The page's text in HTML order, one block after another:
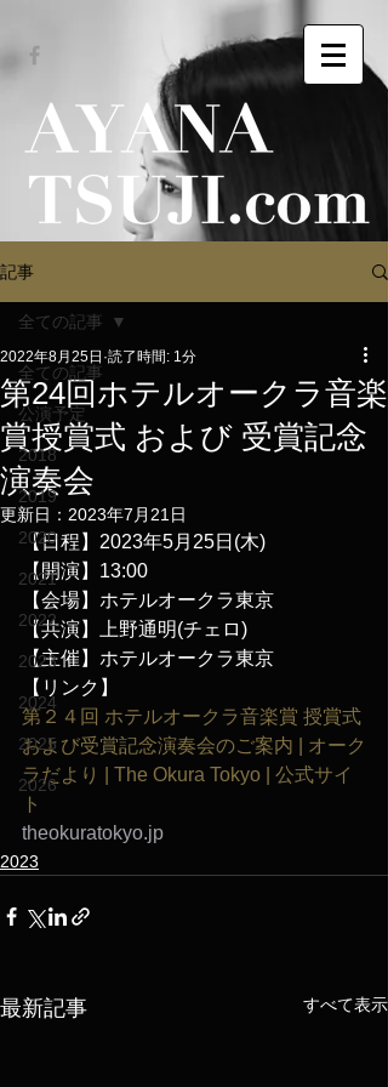
記事
全ての記事
公演予定
2018
2019
2020
2021
2022
2023
2024
2025
2026
全ての記事
第24回ホテルオークラ音楽
賞授賞式 および 受賞記念
演奏会
2022年8月25日 読了時間: 1分
更新日： 2023年7月21日
【日程】2023年5月25日(木)
【開演】13:00
【会場】ホテルオークラ東京
【共演】上野通明(チェロ)
【主催】ホテルオークラ東京
【リンク】
第２４回 ホテルオークラ音楽賞 授賞式
および受賞記念演奏会のご案内 | オーク
ラだより | The Okura Tokyo | 公式サイ
ト
theokuratokyo.jp
2023
最新記事 すべて表示